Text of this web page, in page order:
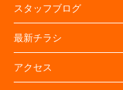
スタッフブログ
最新チラシ
アクセス